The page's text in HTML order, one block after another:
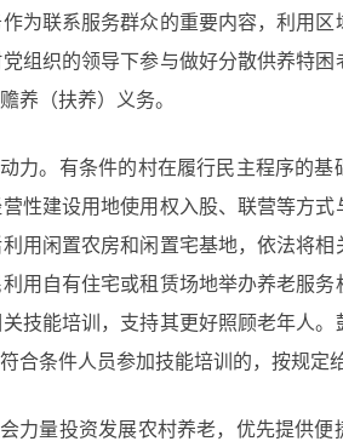
为联系服务群众的重要内容，利用
组织的领导下参与做好分散供养特
养（扶养）义务。
力。有条件的村在履行民主程序的
性建设用地使用权入股、联营等方
用闲置农房和闲置宅基地，依法将
用自有住宅或租赁场地举办养老服务
技能培训，支持其更好照顾老年人。
合条件人员参加技能培训的，按规定
力量投资发展农村养老，优先提供